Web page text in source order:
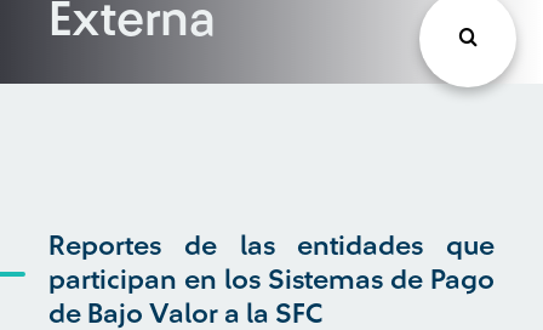
Externa
Reportes de las entidades que
participan en los Sistemas de Pago
de Bajo Valor a la SFC